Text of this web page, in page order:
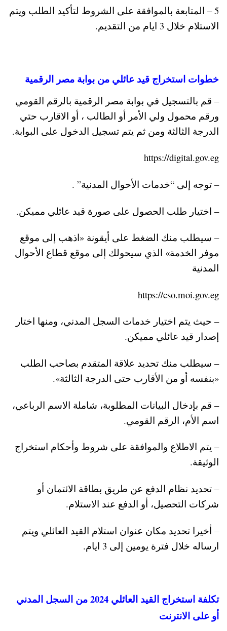
5 – المتابعة بالموافقة على الشروط لتأكيد الطلب ويتم
الاستلام خلال 3 ايام من التقديم.
خطوات استخراج قيد عائلي من بوابة مصر الرقمية
– قم بالتسجيل في بوابة مصر الرقمية بالرقم القومي
ورقم محمول ولي الأمر أو الطالب ، أو الاقارب حتي
الدرجة الثالثة ومن ثم يتم تسجيل الدخول على البوابة.
https://digital.gov.eg
– توجه إلى “خدمات الأحوال المدنية” .
– اختيار طلب الحصول على صورة قيد عائلي مميكن.
– سيطلب منك الضغط على أيقونة «اذهب إلى موقع
موفر الخدمة» الذي سيحولك إلى موقع قطاع الأحوال
المدنية
https://cso.moi.gov.eg
– حيث يتم اختيار خدمات السجل المدني، ومنها اختار
إصدار قيد عائلي مميكن.
– سيطلب منك تحديد علاقة المتقدم بصاحب الطلب
«بنفسه أو من الأقارب حتى الدرجة الثالثة».
– قم بإدخال البيانات المطلوبة، شاملة الاسم الرباعي،
اسم الأم، الرقم القومي.
– يتم الاطلاع والموافقة على شروط وأحكام استخراج
الوثيقة.
– تحديد نظام الدفع عن طريق بطاقة الائتمان أو
شركات التحصيل، أو الدفع عند الاستلام.
– أخيرا تحديد مكان عنوان استلام القيد العائلي ويتم
ارساله خلال فترة يومين إلى 3 ايام.
تكلفة استخراج القيد العائلي 2024 من السجل المدني
أو على الانترنت